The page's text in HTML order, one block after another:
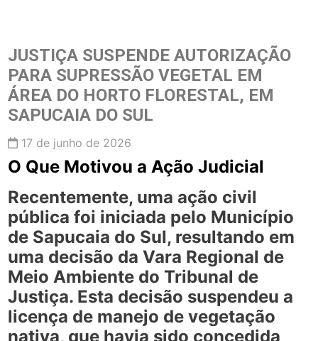
JUSTIÇA SUSPENDE AUTORIZAÇÃO
PARA SUPRESSÃO VEGETAL EM
ÁREA DO HORTO FLORESTAL, EM
SAPUCAIA DO SUL
17 de junho de 2026
O Que Motivou a Ação Judicial
Recentemente, uma ação civil
pública foi iniciada pelo Município
de Sapucaia do Sul, resultando em
uma decisão da Vara Regional de
Meio Ambiente do Tribunal de
Justiça. Esta decisão suspendeu a
licença de manejo de vegetação
nativa, que havia sido concedida